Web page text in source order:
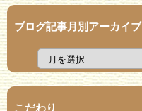
ブログ記事月別アーカイブ
こだわり